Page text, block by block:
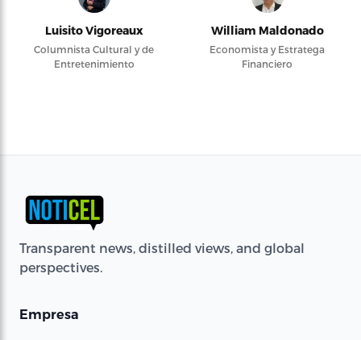
Luisito Vigoreaux
Columnista Cultural y de
Entretenimiento
William Maldonado
Economista y Estratega
Financiero
Transparent news, distilled views, and global
perspectives.
Empresa